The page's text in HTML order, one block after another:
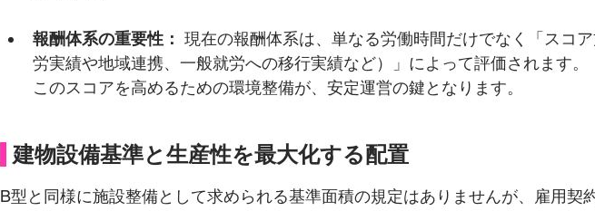
報酬体系の重要性： 現在の報酬体系は、単なる労働時間だけでなく「スコ
労実績や地域連携、一般就労への移行実績など）」によって評価されます。
このスコアを高めるための環境整備が、安定運営の鍵となります。
建物設備基準と生産性を最大化する配置
B型と同様に施設整備として求められる基準面積の規定はありませんが、雇用契